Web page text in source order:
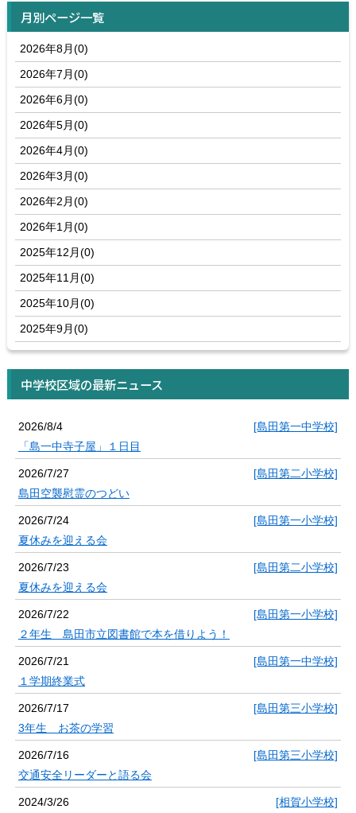
月別ページ一覧
2026年8月(0)
2026年7月(0)
2026年6月(0)
2026年5月(0)
2026年4月(0)
2026年3月(0)
2026年2月(0)
2026年1月(0)
2025年12月(0)
2025年11月(0)
2025年10月(0)
2025年9月(0)
中学校区域の最新ニュース
2026/8/4
[島田第一中学校]
「島一中寺子屋」１日目
2026/7/27
[島田第二小学校]
島田空襲慰霊のつどい
2026/7/24
[島田第一小学校]
夏休みを迎える会
2026/7/23
[島田第二小学校]
夏休みを迎える会
2026/7/22
[島田第一小学校]
２年生 島田市立図書館で本を借りよう！
2026/7/21
[島田第一中学校]
１学期終業式
2026/7/17
[島田第三小学校]
3年生 お茶の学習
2026/7/16
[島田第三小学校]
交通安全リーダーと語る会
2024/3/26
[相賀小学校]